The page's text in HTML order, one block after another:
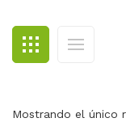
BLOG
CONTACTO
Mostrando el único